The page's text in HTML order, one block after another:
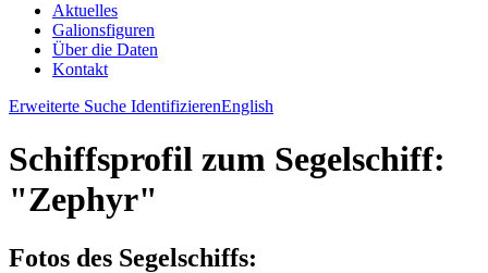
Aktuelles
Galionsfiguren
Über die Daten
Kontakt
Erweiterte Suche IdentifizierenEnglish
Schiffsprofil zum Segelschiff:
"Zephyr"
Fotos des Segelschiffs: